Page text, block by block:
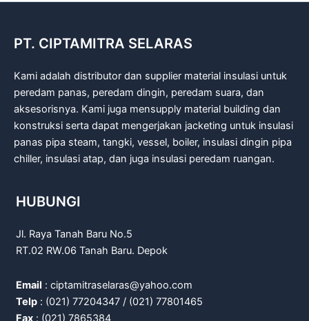
PT. CIPTAMITRA SELARAS
Kami adalah distributor dan supplier material insulasi untuk
peredam panas, peredam dingin, peredam suara, dan
aksesorisnya. Kami juga mensupply material building dan
konstruksi serta dapat mengerjakan jacketing untuk insulasi
panas pipa steam, tangki, vessel, boiler, insulasi dingin pipa
chiller, insulasi atap, dan juga insulasi peredam ruangan.
HUBUNGI
Jl. Raya Tanah Baru No.5
RT.02 RW.06 Tanah Baru. Depok
Email : ciptamitraselaras@yahoo.com
Telp : (021) 77204347 / (021) 77801465
Fax : (021) 7865384